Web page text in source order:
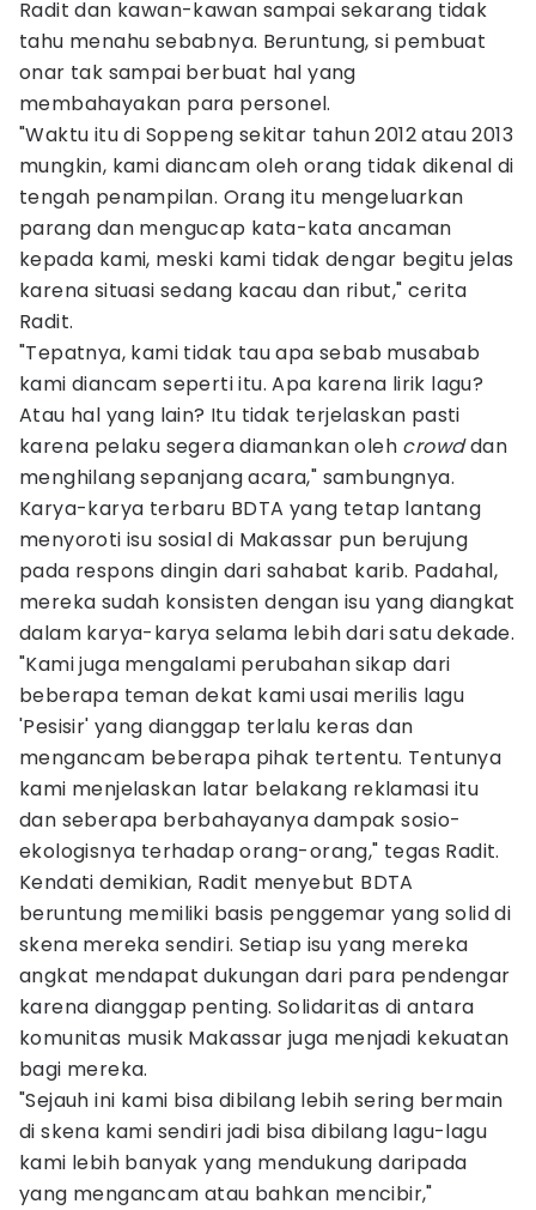
Radit dan kawan-kawan sampai sekarang tidak
tahu menahu sebabnya. Beruntung, si pembuat
onar tak sampai berbuat hal yang
membahayakan para personel.
"Waktu itu di Soppeng sekitar tahun 2012 atau 2013
mungkin, kami diancam oleh orang tidak dikenal di
tengah penampilan. Orang itu mengeluarkan
parang dan mengucap kata-kata ancaman
kepada kami, meski kami tidak dengar begitu jelas
karena situasi sedang kacau dan ribut," cerita
Radit.
"Tepatnya, kami tidak tau apa sebab musabab
kami diancam seperti itu. Apa karena lirik lagu?
Atau hal yang lain? Itu tidak terjelaskan pasti
karena pelaku segera diamankan oleh crowddan
menghilang sepanjang acara," sambungnya.
Karya-karya terbaru BDTA yang tetap lantang
menyoroti isu sosial di Makassar pun berujung
pada respons dingin dari sahabat karib. Padahal,
mereka sudah konsisten dengan isu yang diangkat
dalam karya-karya selama lebih dari satu dekade.
"Kami juga mengalami perubahan sikap dari
beberapa teman dekat kami usai merilis lagu
'Pesisir' yang dianggap terlalu keras dan
mengancam beberapa pihak tertentu. Tentunya
kami menjelaskan latar belakang reklamasi itu
dan seberapa berbahayanya dampak sosio-
ekologisnya terhadap orang-orang," tegas Radit.
Kendati demikian, Radit menyebut BDTA
beruntung memiliki basis penggemar yang solid di
skena mereka sendiri. Setiap isu yang mereka
angkat mendapat dukungan dari para pendengar
karena dianggap penting. Solidaritas di antara
komunitas musik Makassar juga menjadi kekuatan
bagi mereka.
"Sejauh ini kami bisa dibilang lebih sering bermain
di skena kami sendiri jadi bisa dibilang lagu-lagu
kami lebih banyak yang mendukung daripada
yang mengancam atau bahkan mencibir,"